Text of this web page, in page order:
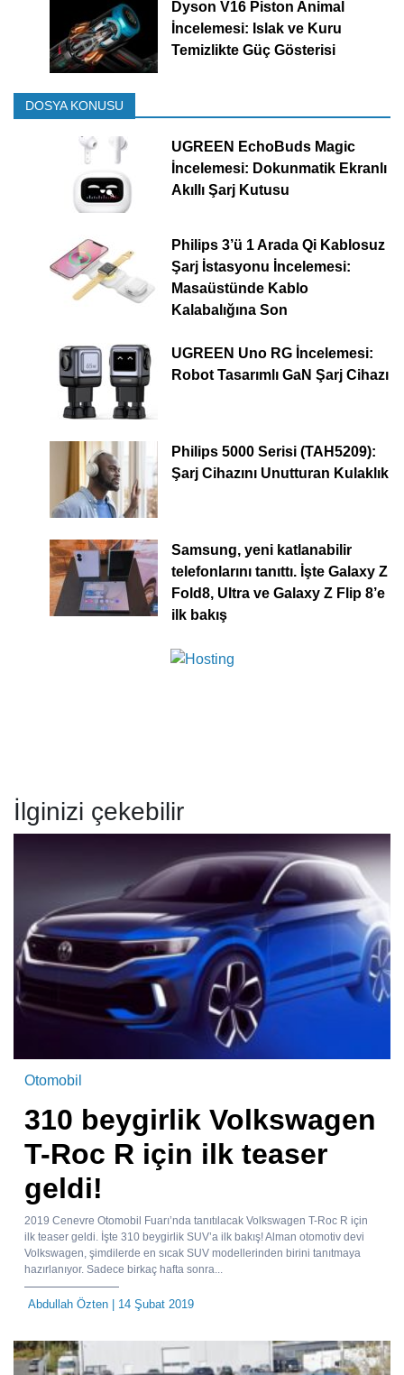
Dyson V16 Piston Animal
İncelemesi: Islak ve Kuru
Temizlikte Güç Gösterisi
DOSYA KONUSU
UGREEN EchoBuds Magic
İncelemesi: Dokunmatik Ekranlı
Akıllı Şarj Kutusu
Philips 3’ü 1 Arada Qi Kablosuz
Şarj İstasyonu İncelemesi:
Masaüstünde Kablo
Kalabalığına Son
UGREEN Uno RG İncelemesi:
Robot Tasarımlı GaN Şarj Cihazı
Philips 5000 Serisi (TAH5209):
Şarj Cihazını Unutturan Kulaklık
Samsung, yeni katlanabilir
telefonlarını tanıttı. İşte Galaxy Z
Fold8, Ultra ve Galaxy Z Flip 8’e
ilk bakış
İlginizi çekebilir
Otomobil
310 beygirlik Volkswagen
T-Roc R için ilk teaser
geldi!
2019 Cenevre Otomobil Fuarı’nda tanıtılacak Volkswagen T-Roc R için
ilk teaser geldi. İşte 310 beygirlik SUV’a ilk bakış! Alman otomotiv devi
Volkswagen, şimdilerde en sıcak SUV modellerinden birini tanıtmaya
hazırlanıyor. Sadece birkaç hafta sonra...
Abdullah Özten | 14 Şubat 2019